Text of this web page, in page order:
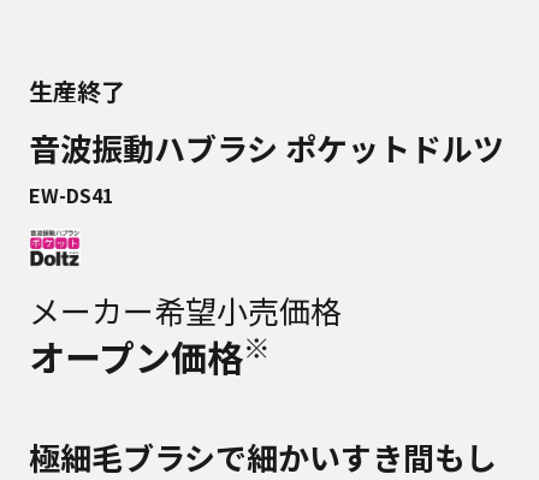
生産終了
音波振動ハブラシ ポケットドルツ
EW-DS41
メーカー希望小売価格
オープン価格※
極細毛ブラシで細かいすき間もし